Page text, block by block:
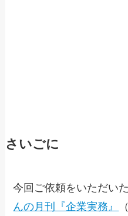
さいごに
今回ご依頼をいただいた
んの月刊『企業実務』